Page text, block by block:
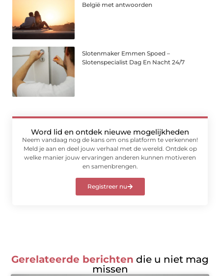
België met antwoorden
Slotenmaker Emmen Spoed –
Slotenspecialist Dag En Nacht 24/7
Word lid en ontdek nieuwe mogelijkheden
Neem vandaag nog de kans om ons platform te verkennen!
Meld je aan en deel jouw verhaal met de wereld. Ontdek op
welke manier jouw ervaringen anderen kunnen motiveren
en samenbrengen.
Registreer nu
Gerelateerde berichten die u niet mag
missen